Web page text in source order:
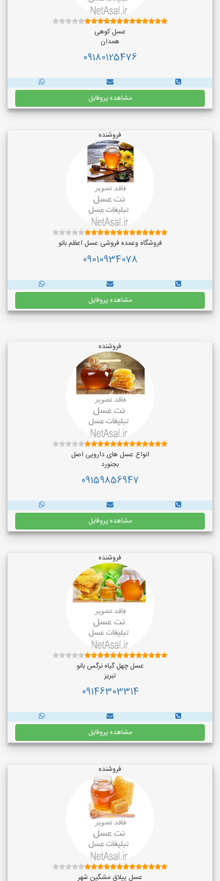
عسل کوهی
همدان
09180125476
مشاهده پروفایل
فروشنده
فروشگاه وعمده فروشی عسل اعظم بانو
09010934078
مشاهده پروفایل
فروشنده
انواع عسل های دارویی اصل
بجنورد
09159856947
مشاهده پروفایل
فروشنده
عسل چهل گیاه نرگس بانو
تبریز
09146303314
مشاهده پروفایل
فروشنده
عسل ییلاق مشگین شهر